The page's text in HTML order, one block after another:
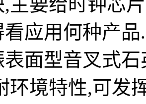
主要给时钟芯
应用何种产
表面型音叉式
环境特性,可发